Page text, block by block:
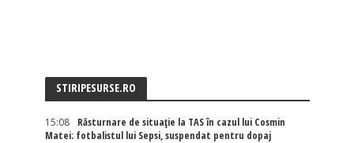
STIRIPESURSE.RO
15:08
Răsturnare de situație la TAS în cazul lui Cosmin
Matei: fotbalistul lui Sepsi, suspendat pentru dopaj